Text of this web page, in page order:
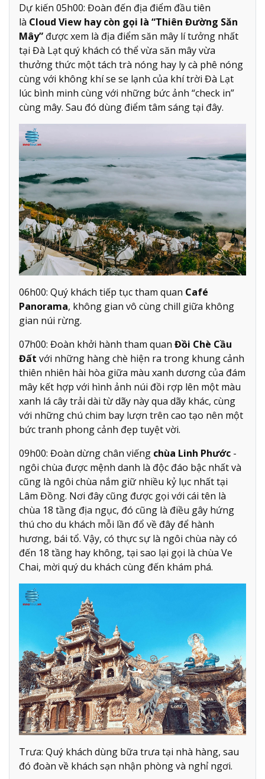
Dự kiến 05h00: Đoàn đến địa điểm đầu tiên
là Cloud View hay còn gọi là “Thiên Đường Săn
Mây” được xem là địa điểm săn mây lí tưởng nhất
tại Đà Lạt quý khách có thể vừa săn mây vừa
thưởng thức một tách trà nóng hay ly cà phê nóng
cùng với không khí se se lạnh của khí trời Đà Lạt
lúc bình minh cùng với những bức ảnh “check in”
cùng mây. Sau đó dùng điểm tâm sáng tại đây.
06h00: Quý khách tiếp tục tham quan Café
Panorama, không gian vô cùng chill giữa không
gian núi rừng.
07h00: Đoàn khởi hành tham quan Đồi Chè Cầu
Đất với những hàng chè hiện ra trong khung cảnh
thiên nhiên hài hòa giữa màu xanh dương của đám
mây kết hợp với hình ảnh núi đồi rợp lên một màu
xanh lá cây trải dài từ dãy này qua dãy khác, cùng
với những chú chim bay lượn trên cao tạo nên một
bức tranh phong cảnh đẹp tuyệt vời.
09h00: Đoàn dừng chân viếng chùa Linh Phước -
ngôi chùa được mệnh danh là độc đáo bậc nhất và
cũng là ngôi chùa nắm giữ nhiều kỷ lục nhất tại
Lâm Đồng. Nơi đây cũng được gọi với cái tên là
chùa 18 tầng địa ngục, đó cũng là điều gây hứng
thú cho du khách mỗi lần đổ về đây để hành
hương, bái tổ. Vậy, có thực sự là ngôi chùa này có
đến 18 tầng hay không, tại sao lại gọi là chùa Ve
Chai, mời quý du khách cùng đến khám phá.
Trưa: Quý khách dùng bữa trưa tại nhà hàng, sau
đó đoàn về khách sạn nhận phòng và nghỉ ngơi.